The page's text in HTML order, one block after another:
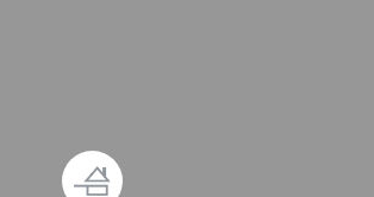
numa nova janela))
((abre numa nova janela))